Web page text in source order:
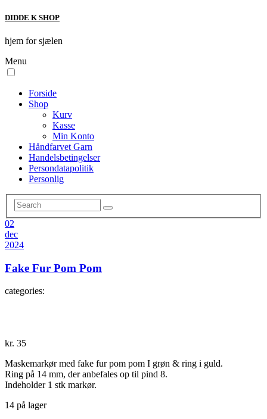
DIDDE K SHOP
hjem for sjælen
Menu
Forside
Shop
Kurv
Kasse
Min Konto
Håndfarvet Garn
Handelsbetingelser
Persondatapolitik
Personlig
02
dec
2024
Fake Fur Pom Pom
categories:
kr. 35
Maskemarkør med fake fur pom pom I grøn & ring i guld.
Ring på 14 mm, der anbefales op til pind 8.
Indeholder 1 stk markør.
14 på lager